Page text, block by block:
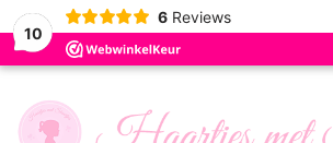
10
6 Reviews